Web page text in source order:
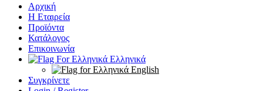
Αρχική
Η Εταιρεία
Προϊόντα
Κατάλογος
Επικοινωνία
Ελληνικά
English
Συγκρίνετε